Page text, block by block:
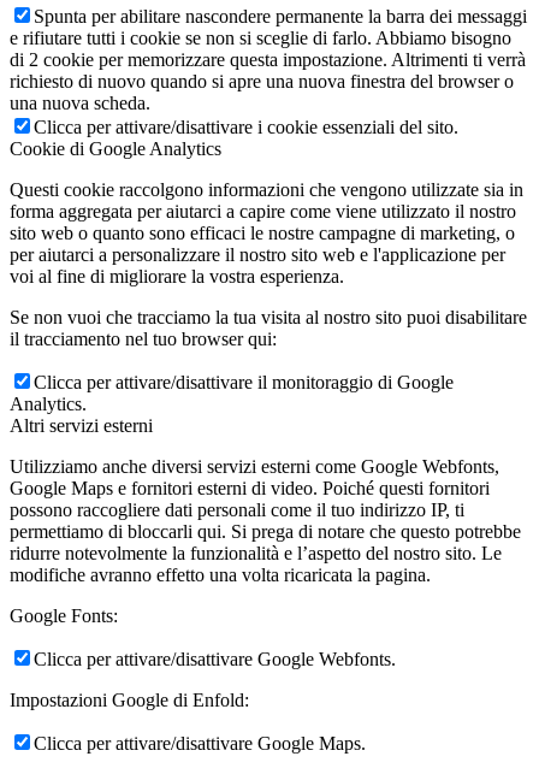
Spunta per abilitare nascondere permanente la barra dei messaggi
e rifiutare tutti i cookie se non si sceglie di farlo. Abbiamo bisogno
di 2 cookie per memorizzare questa impostazione. Altrimenti ti verrà
richiesto di nuovo quando si apre una nuova finestra del browser o
una nuova scheda.
Clicca per attivare/disattivare i cookie essenziali del sito.
Cookie di Google Analytics
Questi cookie raccolgono informazioni che vengono utilizzate sia in
forma aggregata per aiutarci a capire come viene utilizzato il nostro
sito web o quanto sono efficaci le nostre campagne di marketing, o
per aiutarci a personalizzare il nostro sito web e l'applicazione per
voi al fine di migliorare la vostra esperienza.
Se non vuoi che tracciamo la tua visita al nostro sito puoi disabilitare
il tracciamento nel tuo browser qui:
Clicca per attivare/disattivare il monitoraggio di Google
Analytics.
Altri servizi esterni
Utilizziamo anche diversi servizi esterni come Google Webfonts,
Google Maps e fornitori esterni di video. Poiché questi fornitori
possono raccogliere dati personali come il tuo indirizzo IP, ti
permettiamo di bloccarli qui. Si prega di notare che questo potrebbe
ridurre notevolmente la funzionalità e l’aspetto del nostro sito. Le
modifiche avranno effetto una volta ricaricata la pagina.
Google Fonts:
Clicca per attivare/disattivare Google Webfonts.
Impostazioni Google di Enfold:
Clicca per attivare/disattivare Google Maps.